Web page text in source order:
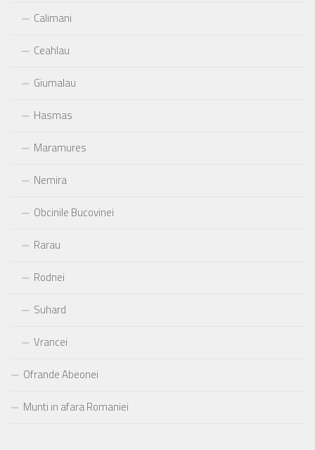
Calimani
Ceahlau
Giumalau
Hasmas
Maramures
Nemira
Obcinile Bucovinei
Rarau
Rodnei
Suhard
Vrancei
Ofrande Abeonei
Munti in afara Romaniei